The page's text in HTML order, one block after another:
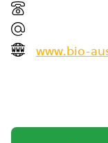
www.bio-